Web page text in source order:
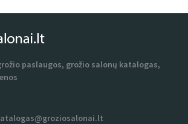
paslaugos, grožio salonų katalogas,